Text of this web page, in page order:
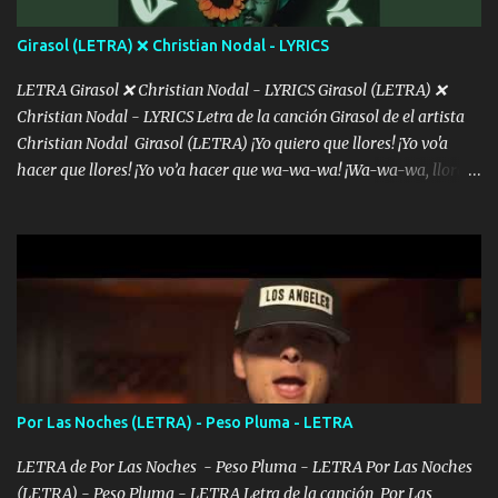
álbum's "José, vibras colores con la energía del diablo " ¿Si ...
Girasol (LETRA) ❌ Christian Nodal - LYRICS
LETRA Girasol ❌ Christian Nodal - LYRICS Girasol (LETRA) ❌
Christian Nodal - LYRICS Letra de la canción Girasol de el artista
Christian Nodal Girasol (LETRA) ¡Yo quiero que llores! ¡Yo vo'a
hacer que llores! ¡Yo vo’a hacer que wa-wa-wa! ¡Wa-wa-wa, llores!
intentas rimar Pobre payaso que usa a todo el mundo pa' conectar
con la gente Dices "Latino Gang" pero pisas a to'a tu gente Pa’ dar
mensajes, m'ijo, hay quе ser coherentеs Si tú no eres artista, al
menos se prudente Hoy me sabe a mierda, traigo un Balvin en los
dientes Por falta de empatía le toca ser resiliente ¿Acaso eres
consciente de los followers que mueves? Parcerito, abre los ojos y
ve el poder que tienes Otro chiste malo son los nombres de tus
álbum's "José, vibras colores con la energía del diablo " ¿Si ...
Por Las Noches (LETRA) - Peso Pluma - LETRA
LETRA de Por Las Noches - Peso Pluma - LETRA Por Las Noches